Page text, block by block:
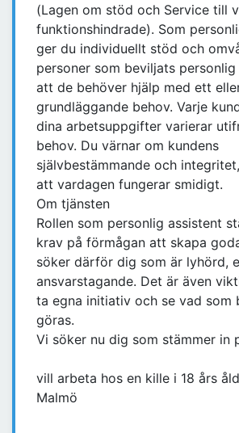
(Lagen om stöd och Service till
funktionshindrade). Som
ger du individuellt stöd och
personer som beviljats
att de behöver hjälp med ett
grundläggande behov. Varje
dina arbetsuppgifter varierar
behov. Du värnar om kundens
självbestämmande och
att vardagen fungerar smidigt.
Om tjänsten
Rollen som personlig assistent
krav på förmågan att skapa
söker därför dig som är lyhörd,
ansvarstagande. Det är även
ta egna initiativ och se vad som
göras.
Vi söker nu dig som stämmer in
vill arbeta hos en kille i 18 års
Malmö